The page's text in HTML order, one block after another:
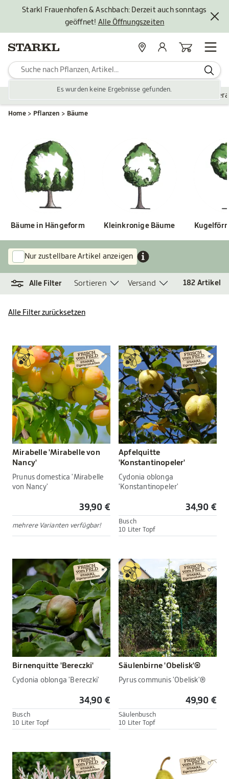
Starkl Frauenhofen & Aschbach: Derzeit auch sonntags
geöffnet! Alle Öffnungszeiten
Es wurden keine Ergebnisse gefunden.
StandorteMein KontoWarenkorb
Zubehör Gartengestaltung
Home Pflanzen Bäume
Bäume in Hängeform Kleinkronige Bäume
Nur zustellbare Artikel anzeigen
Alle Filter Sortieren Versand 182 Artikel
Alle Filter zurücksetzen
Mirabelle 'Mirabelle von
Nancy'
Prunus domestica 'Mirabelle
von Nancy'
39,90 €
mehrere Varianten verfügbar!
Apfelquitte
'Konstantinopeler'
Cydonia oblonga
'Konstantinopeler'
34,90 €
Busch
10 Liter Topf
Birnenquitte 'Bereczki'
Cydonia oblonga 'Bereczki'
34,90 €
Busch
10 Liter Topf
Säulenbirne 'Obelisk'®
Pyrus communis 'Obelisk'®
49,90 €
Säulenbusch
10 Liter Topf